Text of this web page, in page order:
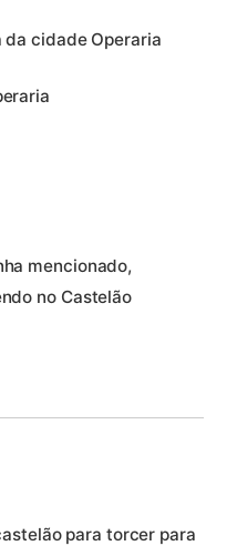
da cidade Operaria
mencionado,
no Castelão
para torcer para